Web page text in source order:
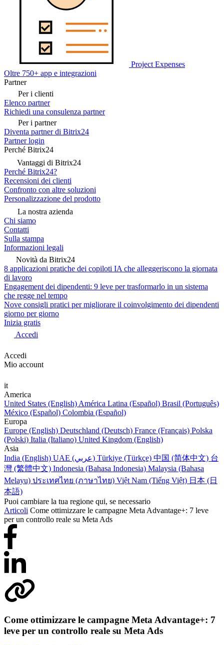
Project Expenses
Oltre 750+ app e integrazioni
Partner
Per i clienti
Elenco partner
Richiedi una consulenza partner
Per i partner
Diventa partner di Bitrix24
Partner login
Perché Bitrix24
Vantaggi di Bitrix24
Perché Bitrix24?
Recensioni dei clienti
Confronto con altre soluzioni
Personalizzazione del prodotto
La nostra azienda
Chi siamo
Contatti
Sulla stampa
Informazioni legali
Novità da Bitrix24
8 applicazioni pratiche dei copiloti IA che alleggeriscono la giornata
di lavoro
Engagement dei dipendenti: 9 leve per trasformarlo in un sistema
che regge nel tempo
Nove consigli pratici per migliorare il coinvolgimento dei dipendenti
giorno per giorno
Inizia gratis
Accedi
Accedi
Mio account
it
America
United States (English) América Latina (Español) Brasil (Português)
México (Español) Colombia (Español)
Europa
Europe (English) Deutschland (Deutsch) France (Français) Polska
(Polski) Italia (Italiano) United Kingdom (English)
Asia
India (English)
UAE (عربي) Türkiye (Türkçe) 中国 (简体中文) 台
灣 (繁體中文) Indonesia (Bahasa Indonesia) Malaysia (Bahasa
Melayu) ประเทศไทย (ภาษาไทย) Việt Nam (Tiếng Việt) 日本 (日
本語)
Puoi cambiare la tua regione qui, se necessario
Articoli Come ottimizzare le campagne Meta Advantage+: 7 leve
per un controllo reale su Meta Ads
Come ottimizzare le campagne Meta Advantage+: 7
leve per un controllo reale su Meta Ads